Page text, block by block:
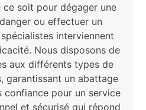
ce soit pour dégager une
ou effectuer un
interviennent
Nous disposons de
aux différents types de
garantissant un abattage
confiance pour un service
et sécurisé qui répond